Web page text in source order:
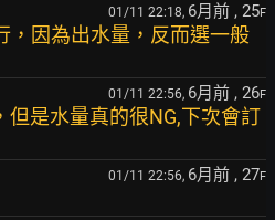
01/11 22:18, 6月前 , 25F
，因為出水量，反而選一般
01/11 22:56, 6月前 , 26F
但是水量真的很NG,下次會訂
01/11 22:56, 6月前 , 27F